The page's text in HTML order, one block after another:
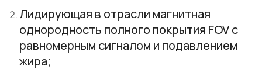
Лидирующая в отрасли магнитная
однородность полного покрытия FOV с
равномерным сигналом и подавлением
жира;